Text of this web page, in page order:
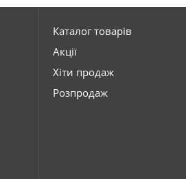
Каталог товарів
Акції
Хіти продаж
Розпродаж